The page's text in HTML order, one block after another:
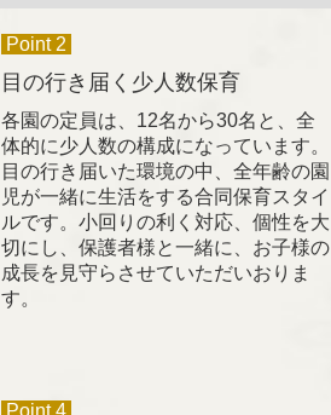
Point 2
目の行き届く少人数保育
各園の定員は、12名から30名と、全
体的に少人数の構成になっています。
目の行き届いた環境の中、全年齢の園
児が一緒に生活をする合同保育スタイ
ルです。小回りの利く対応、個性を大
切にし、保護者様と一緒に、お子様の
成長を見守らさせていただいおりま
す。
Point 4